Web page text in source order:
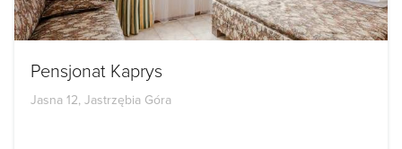
Pensjonat Kaprys
Jasna 12, Jastrzębia Góra